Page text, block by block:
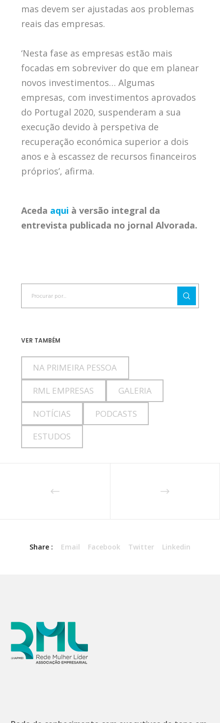
mas devem ser ajustadas aos problemas
reais das empresas.
‘Nesta fase as empresas estão mais
focadas em sobreviver do que em planear
novos investimentos… Algumas
empresas, com investimentos aprovados
do Portugal 2020, suspenderam a sua
execução devido à perspetiva de
recuperação económica superior a dois
anos e à escassez de recursos financeiros
próprios’, afirma.
Aceda aqui à versão integral da
entrevista publicada no jornal Alvorada.
VER TAMBÉM
NA PRIMEIRA PESSOA
RML EMPRESAS GALERIA
NOTÍCIAS PODCASTS
ESTUDOS
Share : Email Facebook Twitter Linkedin